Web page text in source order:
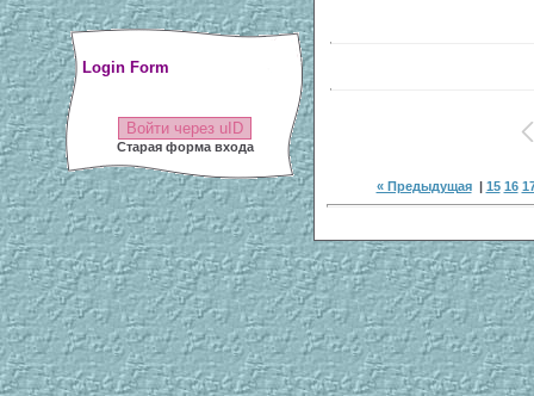
Login Form
Войти через uID
Старая форма входа
« Предыдущая| 15 16